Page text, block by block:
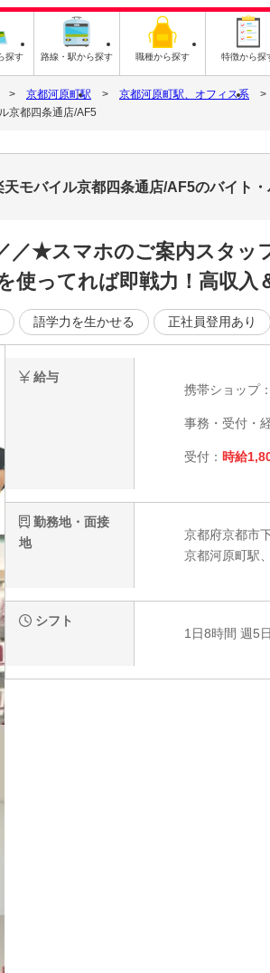
探す 路線・駅から探す 職種から探す 特徴から探
京都河原町駅 京都河原町駅、オフィス系
京都四条通店/AF5
モバイル京都四条通店/AF5のバイト
／★スマホのご案内スタッ
使ってれば即戦力！高収
語学力を生かせる 正社員登用あり
給与
携帯ショップ：
事務・受付・
受付： 時給
勤務地・面接
地
京都府京都市
京都河原町駅
シフト
1日8時間 週5